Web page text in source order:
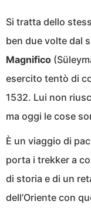
Si tratta dello
ben due volte dal
Magnifico
esercito tentò di
1532. Lui non
ma oggi le cose
È un viaggio di
porta i trekker a
di storia e di un
dell’Oriente con